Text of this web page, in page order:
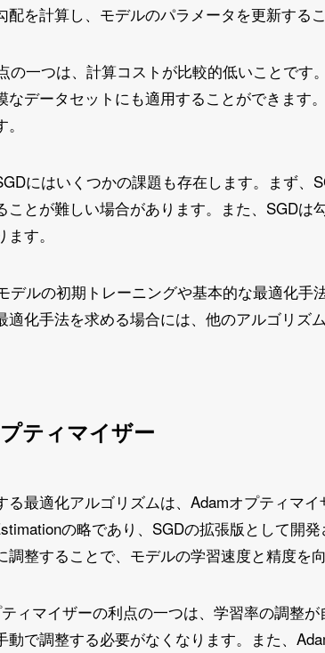
配を計算し、モデルのパラメータを更新する
の一つは、計算コストが比較的低いことです
なデータセットにも適用することができます
にはいくつかの課題も存在します。まず
ことが難しい場合があります。また、SGD
す。
デルの初期トレーニングや基本的な最適化手
適化手法を求める場合には、他のアルゴリズ
ティマイザー
る最適化アルゴリズムは、Adamオプティマ
の略であり、SGDの拡張版として開
調整することで、モデルの学習速度と精度を向
ィマイザーの利点の一つは、学習率の調整
動で調整する必要がなくなります。また、